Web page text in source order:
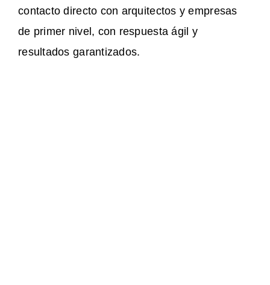
contacto directo con arquitectos y empresas
de primer nivel, con respuesta ágil y
resultados garantizados.